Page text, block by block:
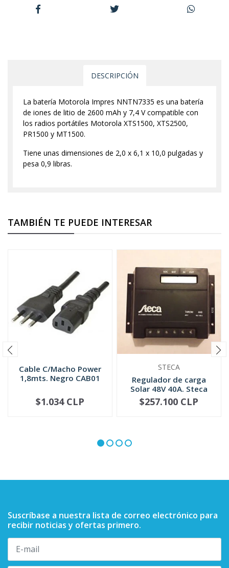
DESCRIPCIÓN
La batería Motorola Impres NNTN7335 es una batería
de iones de litio de 2600 mAh y 7,4 V compatible con
los radios portátiles Motorola XTS1500, XTS2500,
PR1500 y MT1500.
Tiene unas dimensiones de 2,0 x 6,1 x 10,0 pulgadas y
pesa 0,9 libras.
TAMBIÉN TE PUEDE INTERESAR
Cable C/Macho Power
1,8mts. Negro CAB01
+
$1.034 CLP
STECA
Regulador de carga
Solar 48V 40A. Steca
Tarom 440
+
$257.100 CLP
Suscríbase a nuestra lista de correo electrónico para
recibir noticias y ofertas primero.